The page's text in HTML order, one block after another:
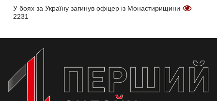
У боях за Україну загинув офіцер із Монастирищини
2231